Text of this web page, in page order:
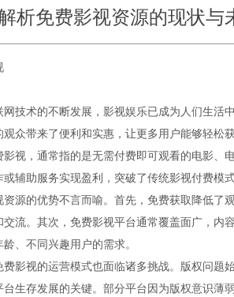
析免费影视资源的现状与
网技术的不断发展，影视娱乐已成为人们生活
观众带来了便利和实惠，让更多用户能够轻松
影视，通常指的是无需付费即可观看的电影、
或辅助服务实现盈利，突破了传统影视付费模
资源的优势不言而喻。首先，免费获取降低了
交流。其次，免费影视平台通常覆盖面广，内
龄、不同兴趣用户的需求。
费影视的运营模式也面临诸多挑战。版权问题
台生存发展的关键。部分平台因为版权意识薄